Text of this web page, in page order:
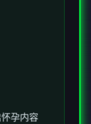
孕内容
任何影